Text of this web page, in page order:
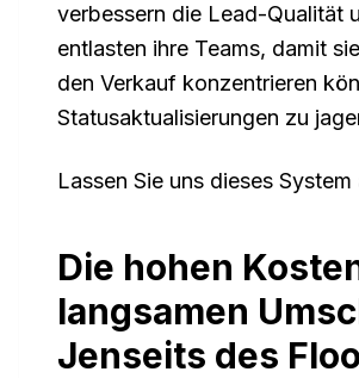
verbessern die Lead-Qualität
entlasten ihre Teams, damit
den Verkauf konzentrieren
Statusaktualisierungen zu
Lassen Sie uns dieses
Die hohen
langsamen
Jenseits des